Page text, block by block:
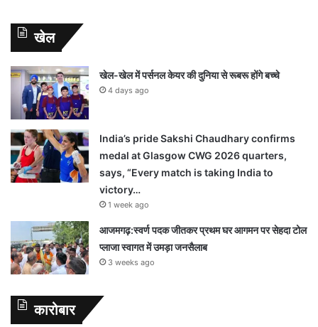
खेल
खेल-खेल में पर्सनल केयर की दुनिया से रूबरू होंगे बच्चे
4 days ago
India’s pride Sakshi Chaudhary confirms
medal at Glasgow CWG 2026 quarters,
says, “Every match is taking India to
victory…
1 week ago
आजमगढ़:स्वर्ण पदक जीतकर प्रथम घर आगमन पर सेहदा टोल
प्लाजा स्वागत में उमड़ा जनसैलाब
3 weeks ago
कारोबार